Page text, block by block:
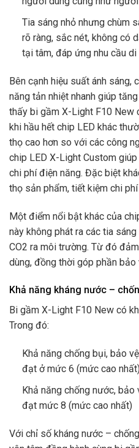
Tia sáng nhỏ nhưng chùm
rõ ràng, sắc nét, không có
tại tâm, đáp ứng nhu cầu
Bên cạnh hiệu suất ánh sáng,
năng tản nhiệt nhanh giúp
thấy bi gầm X-Light F10 New
khi hầu hết chip LED khác
thọ cao hơn so với các công
chip LED X-Light Custom
chi phí điện năng. Đặc biệt
thọ sản phẩm, tiết kiệm chi
Một điểm nổi bật khác của
này không phát ra các tia
CO2 ra môi trường. Từ đó
dùng, đồng thời góp phần bảo
Khả năng kháng nước –
Bi gầm X-Light F10 New có
Trong đó:
Khả năng chống bụi, bảo
đạt ở mức 6 (mức cao
Khả năng chống nước,
đạt mức 8 (mức cao nhất)
Với chỉ số kháng nước –